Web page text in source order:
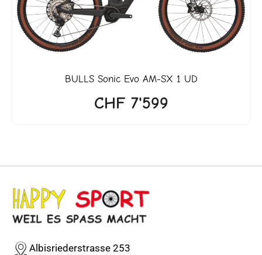
BULLSSonic Evo AM-SX 1 UD
CHF7'599
Albisriederstrasse 253